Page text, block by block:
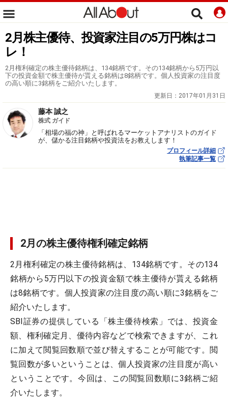
2月株主優待、投資家注目の5万円株はコ
レ！
2月権利確定の株主優待銘柄は、134銘柄です。その134銘柄から5万円以
下の投資金額で株主優待が貰える銘柄は8銘柄です。個人投資家の注目度
の高い順に3銘柄をご紹介いたします。
更新日： 2017年01月31日
藤本 誠之
株式 ガイド
「相場の福の神」と呼ばれるマーケットアナリストのガイド
が、儲かる注目銘柄や投資法をお教えします！
プロフィール詳細
執筆記事一覧
2月の株主優待権利確定銘柄
2月権利確定の株主優待銘柄は、134銘柄です。その134
銘柄から5万円以下の投資金額で株主優待が貰える銘柄
は8銘柄です。個人投資家の注目度の高い順に3銘柄をご
紹介いたします。
SBI証券の提供している「株主優待検索」では、投資金
額、権利確定月、優待内容などで検索できますが、これ
に加えて閲覧回数順で並び替えすることが可能です。閲
覧回数が多いということは、個人投資家の注目度が高い
ということです。今回は、この閲覧回数順に3銘柄ご紹
介いたします。